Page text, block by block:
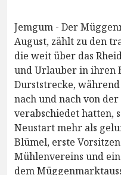
Jemgum - Der
August, zählt zu den
die weit über das
und Urlauber in ihren
Durststrecke,
nach und nach von
verabschiedet hatten,
Neustart mehr als
Blümel, erste
Mühlenvereins und
dem